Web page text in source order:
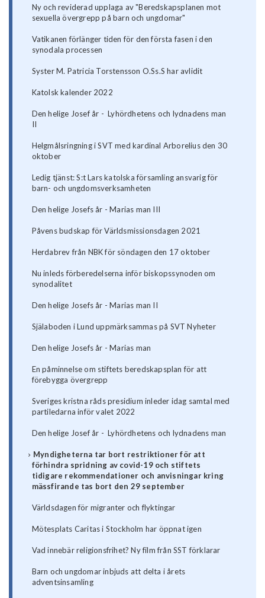
Ny och reviderad upplaga av "Beredskapsplanen mot
sexuella övergrepp på barn och ungdomar"
Vatikanen förlänger tiden för den första fasen i den
synodala processen
Syster M. Patricia Torstensson O.Ss.S har avlidit
Katolsk kalender 2022
Den helige Josef år - Lyhördhetens och lydnadens man
II
Helgmålsringning i SVT med kardinal Arborelius den 30
oktober
Ledig tjänst: S:t Lars katolska församling ansvarig för
barn- och ungdomsverksamheten
Den helige Josefs år - Marias man III
Påvens budskap för Världsmissionsdagen 2021
Herdabrev från NBK för söndagen den 17 oktober
Nu inleds förberedelserna inför biskopssynoden om
synodalitet
Den helige Josefs år - Marias man II
Själaboden i Lund uppmärksammas på SVT Nyheter
Den helige Josefs år - Marias man
En påminnelse om stiftets beredskapsplan för att
förebygga övergrepp
Sveriges kristna råds presidium inleder idag samtal med
partiledarna inför valet 2022
Den helige Josef år - Lyhördhetens och lydnadens man
Myndigheterna tar bort restriktioner för att
förhindra spridning av covid-19 och stiftets
tidigare rekommendationer och anvisningar kring
mässfirande tas bort den 29 september
Världsdagen för migranter och flyktingar
Mötesplats Caritas i Stockholm har öppnat igen
Vad innebär religionsfrihet? Ny film från SST förklarar
Barn och ungdomar inbjuds att delta i årets
adventsinsamling